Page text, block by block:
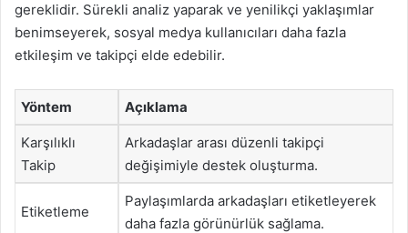
gereklidir. Sürekli analiz yaparak ve yenilikçi yaklaşımlar
benimseyerek, sosyal medya kullanıcıları daha fazla
etkileşim ve takipçi elde edebilir.
Yöntem Açıklama
Karşılıklı
Takip
Arkadaşlar arası düzenli takipçi
değişimiyle destek oluşturma.
Etiketleme
Paylaşımlarda arkadaşları etiketleyerek
daha fazla görünürlük sağlama.